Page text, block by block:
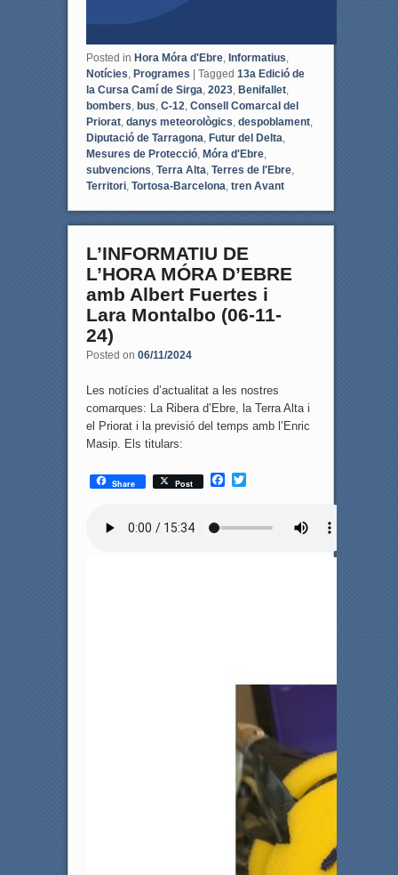
Posted in Hora Móra d'Ebre, Informatius,
Notícies, Programes Tagged 13a Edició de
la Cursa Camí de Sirga, 2023, Benifallet,
bombers, bus, C-12, Consell Comarcal del
Priorat, danys meteorològics, despoblament,
Diputació de Tarragona, Futur del Delta,
Mesures de Protecció, Móra d'Ebre,
subvencions, Terra Alta, Terres de l'Ebre,
Territori, Tortosa-Barcelona, tren Avant
L’INFORMATIU DE
L’HORA MÓRA D’EBRE
amb Albert Fuertes i
Lara Montalbo (06-11-
24)
Posted on 06/11/2024
Les notícies d’actualitat a les nostres
comarques: La Ribera d’Ebre, la Terra Alta i
el Priorat i la previsió del temps amb l’Enric
Masip. Els titulars:
Share Post
F
T